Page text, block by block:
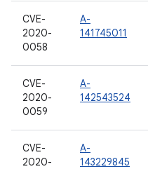
CVE-
2020-
0058
A-
141745011
CVE-
2020-
0059
A-
142543524
CVE-
2020-
A-
143229845